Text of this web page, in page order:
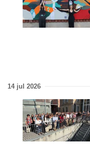
14 jul 2026